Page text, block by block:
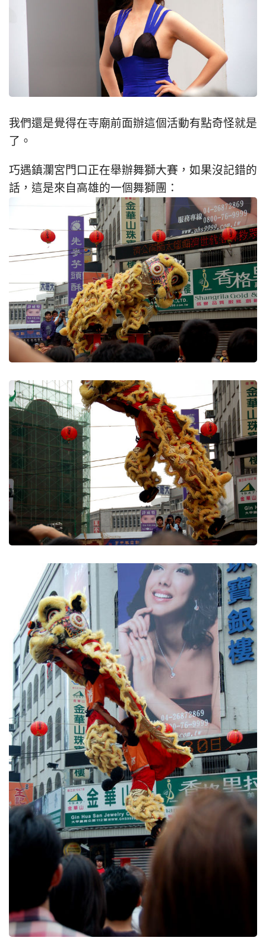
我們還是覺得在寺廟前面辦這個活動有點奇怪就是
了。
巧遇鎮瀾宮門口正在舉辦舞獅大賽，如果沒記錯的
話，這是來自高雄的一個舞獅團：